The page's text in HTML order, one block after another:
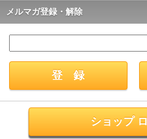
メルマガ登録・解除
ショップ